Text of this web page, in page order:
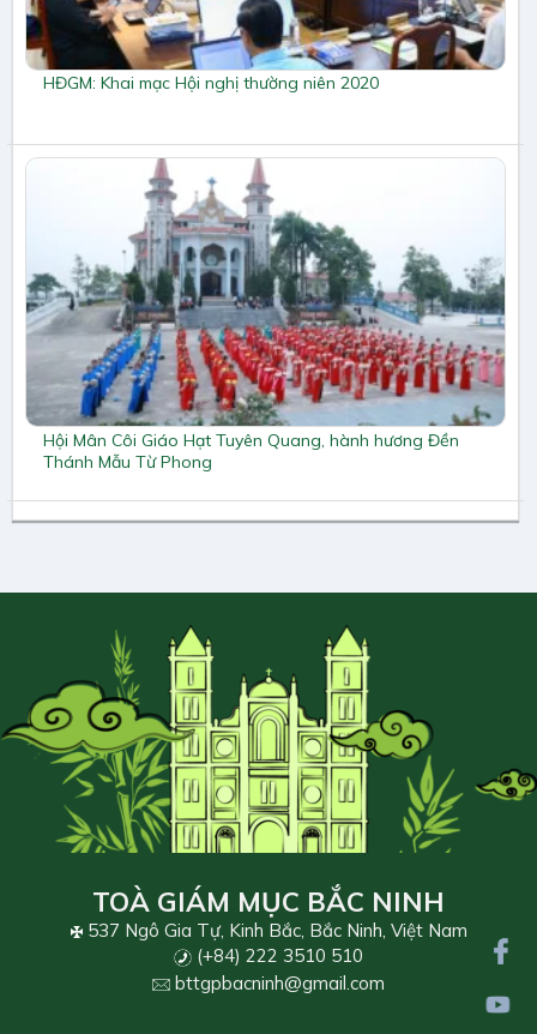
HĐGM: Khai mạc Hội nghị thường niên 2020
Hội Mân Côi Giáo Hạt Tuyên Quang, hành hương Đền
Thánh Mẫu Từ Phong
TOÀ GIÁM MỤC BẮC NINH
537 Ngô Gia Tự, Kinh Bắc, Bắc Ninh, Việt Nam
(+84) 222 3510 510
bttgpbacninh@gmail.com